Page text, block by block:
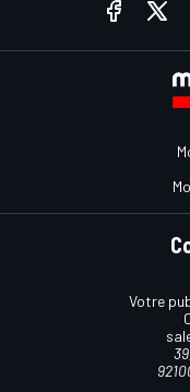
Votre